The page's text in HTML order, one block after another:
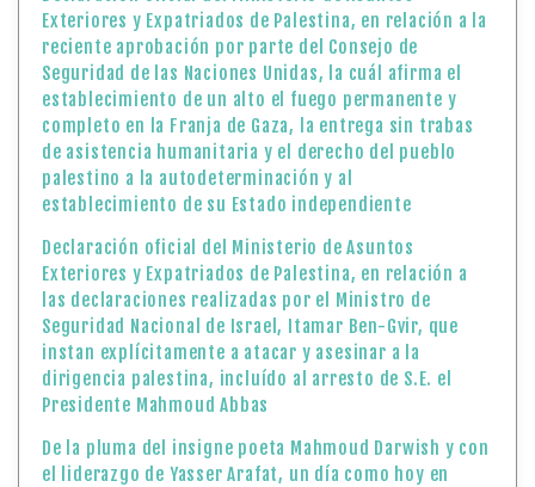
Exteriores y Expatriados de Palestina, en relación a la
reciente aprobación por parte del Consejo de
Seguridad de las Naciones Unidas, la cuál afirma el
establecimiento de un alto el fuego permanente y
completo en la Franja de Gaza, la entrega sin trabas
de asistencia humanitaria y el derecho del pueblo
palestino a la autodeterminación y al
establecimiento de su Estado independiente
Declaración oficial del Ministerio de Asuntos
Exteriores y Expatriados de Palestina, en relación a
las declaraciones realizadas por el Ministro de
Seguridad Nacional de Israel, Itamar Ben-Gvir, que
instan explícitamente a atacar y asesinar a la
dirigencia palestina, incluído al arresto de S.E. el
Presidente Mahmoud Abbas
De la pluma del insigne poeta Mahmoud Darwish y con
el liderazgo de Yasser Arafat, un día como hoy en